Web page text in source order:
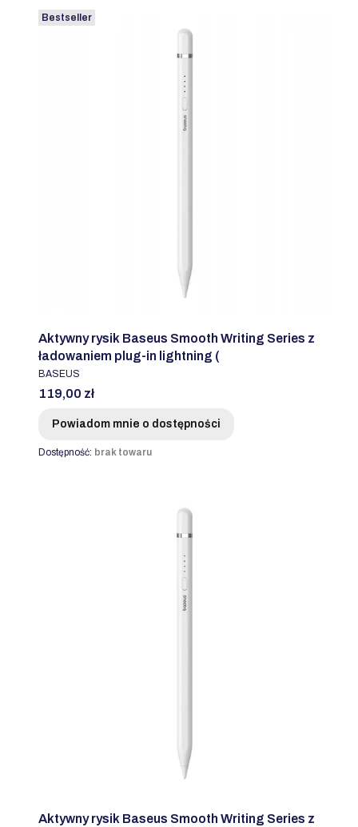
Bestseller
Aktywny rysik Baseus Smooth Writing Series z
ładowaniem plug-in lightning (
PRODUCENT
BASEUS
Cena
119,00 zł
Powiadom mnie o dostępności
Dostępność: brak towaru
Aktywny rysik Baseus Smooth Writing Series z